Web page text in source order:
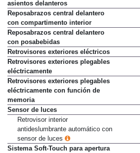
asientos delanteros
Reposabrazos central delantero
con compartimento interior
Reposabrazos central delantero
con posabebidas
Retrovisores exteriores eléctricos
Retrovisores exteriores plegables
eléctricamente
Retrovisores exteriores plegables
eléctricamente con función de
memoria
Sensor de luces
Retrovisor interior
antideslumbrante automático con
sensor de luces
Sistema Soft-Touch para apertura